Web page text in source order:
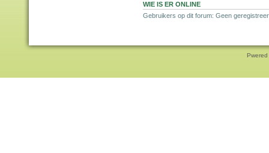
WIE IS ER ONLINE
Gebruikers op dit forum: Geen